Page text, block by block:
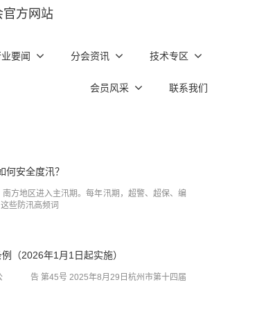
官方网站
要闻 分会资讯 技术专区
会员风采 联系我们
安全度汛？
方地区进入主汛期。每年汛期，超警、超保、编
些防汛高频词
（2026年1月1日起实施）
公 告 第45号 2025年8月29日杭州市第十四届